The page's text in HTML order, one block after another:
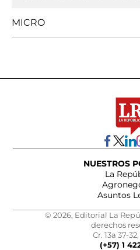
MICRO
NUESTROS
La
Asuntos
© 2026, Editorial La
derechos
Cr. 13a 37-
(+57) 1